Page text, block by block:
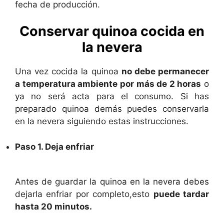
fecha de producción.
Conservar quinoa cocida en
la nevera
Una vez cocida la quinoa no debe permanecer
a temperatura ambiente por más de 2 horas o
ya no será acta para el consumo. Si has
preparado quinoa demás puedes conservarla
en la nevera siguiendo estas instrucciones.
Paso 1. Deja enfriar
Antes de guardar la quinoa en la nevera debes
dejarla enfriar por completo,esto puede tardar
hasta 20 minutos.